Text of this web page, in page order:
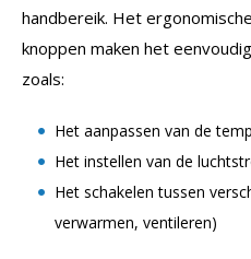
handbereik. Het
knoppen maken het
zoals:
Het aanpassen van de
Het instellen van de
Het schakelen tussen
verwarmen, ventileren)